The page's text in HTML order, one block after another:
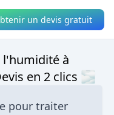
un devis gratuit
l'humidité à
en 2 clics 🌫
pour traiter